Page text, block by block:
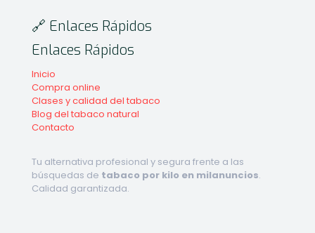
🔗 Enlaces Rápidos
Enlaces Rápidos
Inicio
Compra online
Clases y calidad del tabaco
Blog del tabaco natural
Contacto
Tu alternativa profesional y segura frente a las
búsquedas de tabaco por kilo en milanuncios.
Calidad garantizada.